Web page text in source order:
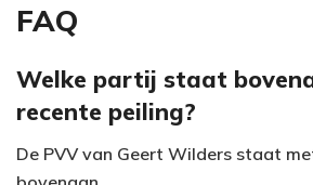
FAQ
Welke partij staat
recente peiling?
De PVV van Geert Wilders staat